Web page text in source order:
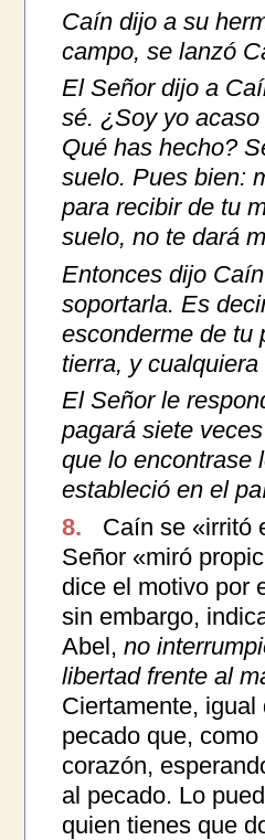
Caín dijo a su
campo, se lanzó
El Señor dijo a
sé. ¿Soy yo
Qué has hecho?
suelo. Pues bien:
para recibir de tu
suelo, no te dará
Entonces dijo
soportarla. Es
esconderme de tu
tierra, y
El Señor le
pagará siete
que lo encontrase
estableció en el
8.
Caín se «irritó
Señor «miró
dice el motivo por
sin embargo,
Abel, no
libertad frente al
Ciertamente,
pecado que,
corazón,
al pecado. Lo
quien tienes que